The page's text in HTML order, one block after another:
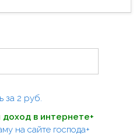
за 2 руб.
в интернете+
на сайте господа+